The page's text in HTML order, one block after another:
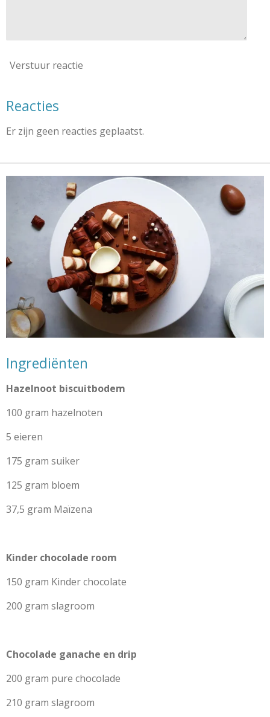
Verstuur reactie
Reacties
Er zijn geen reacties geplaatst.
Ingrediënten
Hazelnoot biscuitbodem
100 gram hazelnoten
5 eieren
175 gram suiker
125 gram bloem
37,5 gram Maïzena
Kinder chocolade room
150 gram Kinder chocolate
200 gram slagroom
Chocolade ganache en drip
200 gram pure chocolade
210 gram slagroom